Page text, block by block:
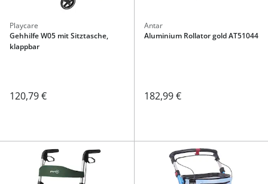
Playcare
Gehhilfe W05 mit Sitztasche,
klappbar
120,79 €
Antar
Aluminium Rollator gold AT51044
182,99 €